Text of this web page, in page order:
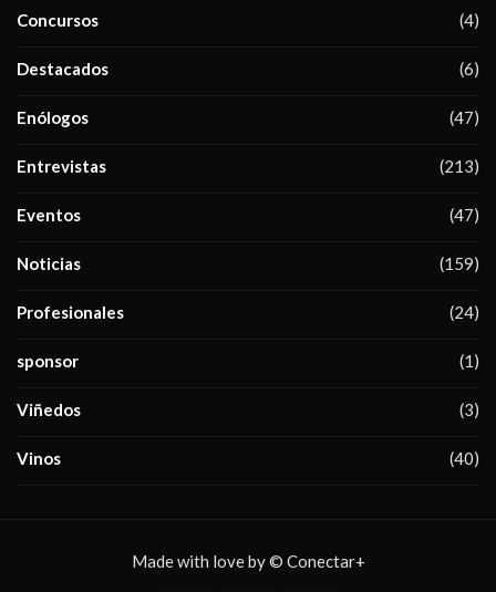
Concursos (4)
Destacados (6)
Enólogos (47)
Entrevistas (213)
Eventos (47)
Noticias (159)
Profesionales (24)
sponsor (1)
Viñedos (3)
Vinos (40)
Made with love by © Conectar+